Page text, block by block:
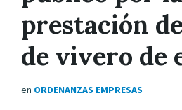
prestación
de vivero de
en ORDENANZAS EMPRESAS